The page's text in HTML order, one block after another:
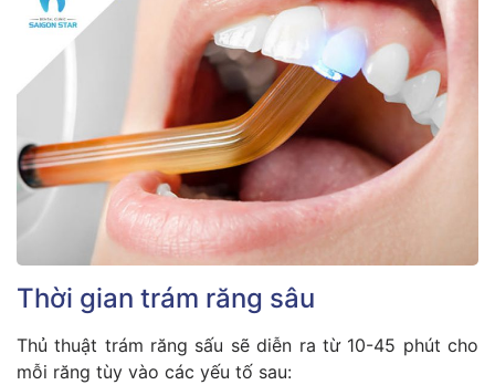
Thời gian trám răng sâu
Thủ thuật trám răng sấu sẽ diễn ra từ 10-45 phút cho
mỗi răng tùy vào các yếu tố sau: